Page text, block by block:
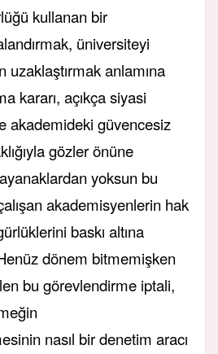
kullanan bir
üniversiteyi
anlamına
kararı, açıkça siyasi
akademideki güvencesiz
gözler önüne
yoksun bu
akademisyenlerin hak
baskı altına
dönem bitmemişken
bu görevlendirme iptali,
nasıl bir denetim aracı